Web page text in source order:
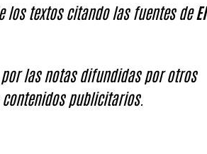
los textos citando las fuentes deEl
las notas difundidas por otros
publicitarios.